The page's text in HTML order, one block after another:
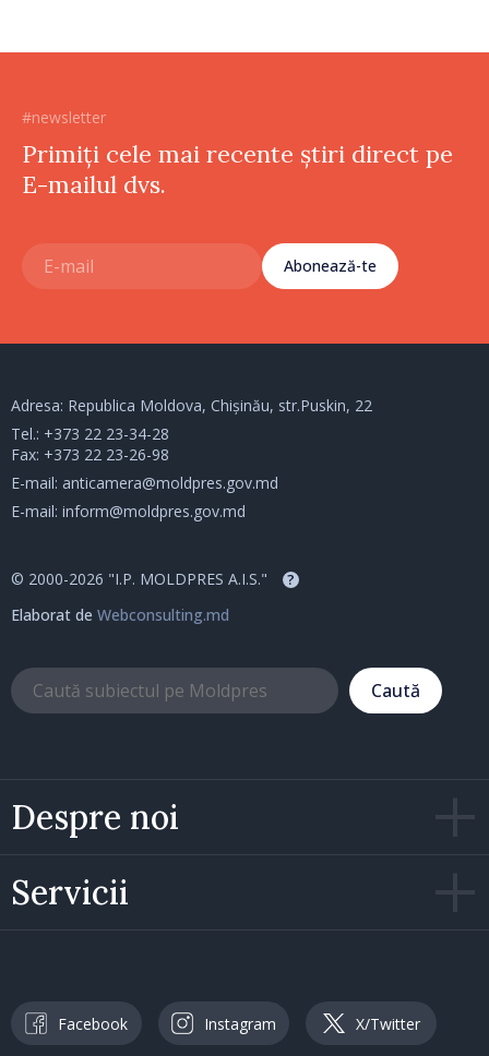
#newsletter
Primiți cele mai recente știri direct pe
E-mailul dvs.
Abonează-te
Despre noi
Servicii
Adresa: Republica Moldova, Chișinău, str.Puskin, 22
Tel.: +373 22 23-34-28
Fax: +373 22 23-26-98
E-mail: anticamera@moldpres.gov.md
E-mail: inform@moldpres.gov.md
© 2000-2026 "I.P. MOLDPRES A.I.S." ?
Elaborat de Webconsulting.md
Caută
Facebook Instagram X/Twitter